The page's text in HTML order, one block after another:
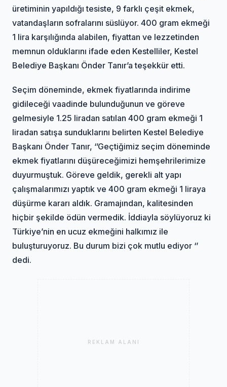
üretiminin yapıldığı tesiste, 9 farklı çeşit ekmek,
vatandaşların sofralarını süslüyor. 400 gram ekmeği
1 lira karşılığında alabilen, fiyattan ve lezzetinden
memnun olduklarını ifade eden Kestelliler, Kestel
Belediye Başkanı Önder Tanır’a teşekkür etti.
Seçim döneminde, ekmek fiyatlarında indirime
gidileceği vaadinde bulunduğunun ve göreve
gelmesiyle 1.25 liradan satılan 400 gram ekmeği 1
liradan satışa sunduklarını belirten Kestel Belediye
Başkanı Önder Tanır, ‘’Geçtiğimiz seçim döneminde
ekmek fiyatlarını düşüreceğimizi hemşehrilerimize
duyurmuştuk. Göreve geldik, gerekli alt yapı
çalışmalarımızı yaptık ve 400 gram ekmeği 1 liraya
düşürme kararı aldık. Gramajından, kalitesinden
hiçbir şekilde ödün vermedik. İddiayla söylüyoruz ki
Türkiye’nin en ucuz ekmeğini halkımız ile
buluşturuyoruz. Bu durum bizi çok mutlu ediyor ‘’
dedi.
REKLAM ALANI